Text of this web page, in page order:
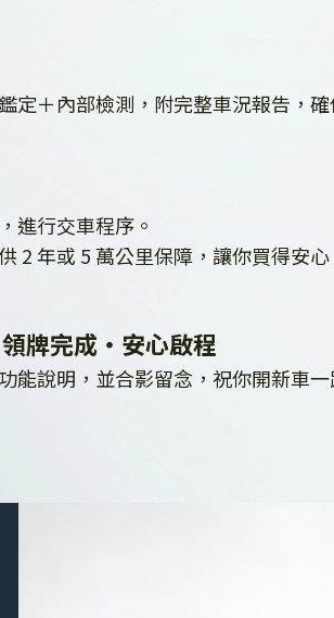
定＋內部檢測，附完整車況報告，
進行交車程序。
2 年或 5 萬公里保障，讓你買得安
牌完成・安心啟程
能說明，並合影留念，祝你開新車